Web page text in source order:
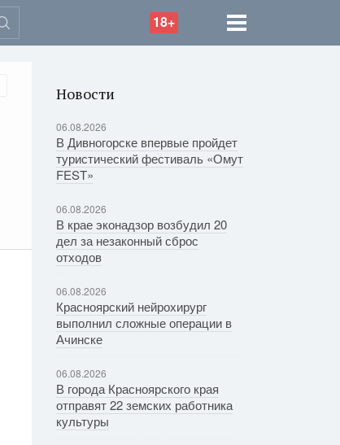
18+
Новости
06.08.2026
В Дивногорске впервые пройдет
туристический фестиваль «Омут
FEST»
06.08.2026
В крае эконадзор возбудил 20
дел за незаконный сброс
отходов
06.08.2026
Красноярский нейрохирург
выполнил сложные операции в
Ачинске
06.08.2026
В города Красноярского края
отправят 22 земских работника
культуры